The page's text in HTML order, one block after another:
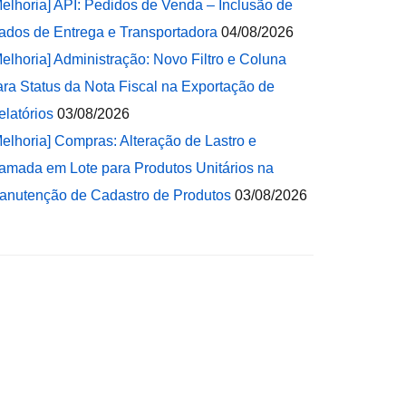
API: Pedidos de Venda – Inclusão de
de Entrega e Transportadora 04/08/2026
Administração: Novo Filtro e Coluna
Status da Nota Fiscal na Exportação de
03/08/2026
Compras: Alteração de Lastro e
em Lote para Produtos Unitários na
de Cadastro de Produtos 03/08/2026